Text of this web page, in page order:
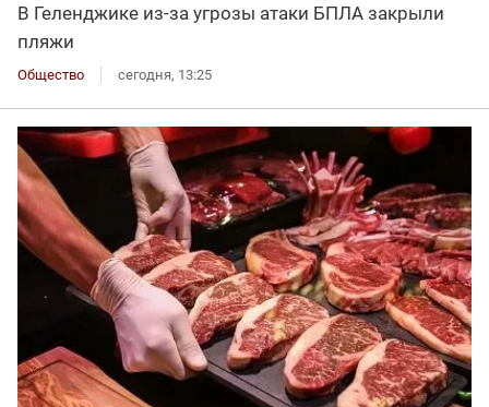
В Геленджике из-за угрозы атаки БПЛА закрыли
пляжи
Общество сегодня, 13:25